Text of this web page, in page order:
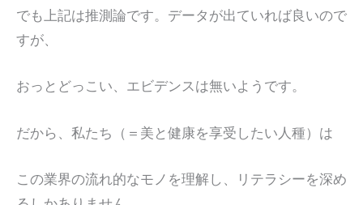
でも上記は推測論です。データが出ていれば良いので
すが、
おっとどっこい、エビデンスは無いようです。
だから、私たち（＝美と健康を享受したい人種）は
この業界の流れ的なモノを理解し、リテラシーを深め